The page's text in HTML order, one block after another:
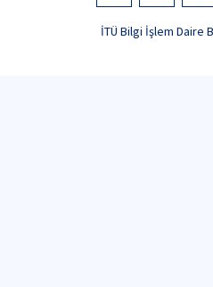
İTÜ Bilgi İşlem Daire